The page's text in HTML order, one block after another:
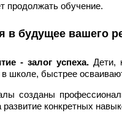
продолжать обучение.
в будущее вашего
- залог успеха. Дети,
школе, быстрее
созданы
развитие конкретных